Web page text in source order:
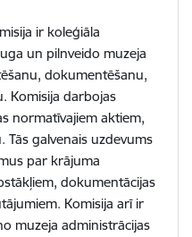
ir koleģiāla
un pilnveido muzeja
dokumentēšanu,
Komisija darbojas
normatīvajiem aktiem,
galvenais uzdevums
par krājuma
dokumentācijas
Komisija arī ir
muzeja administrācijas